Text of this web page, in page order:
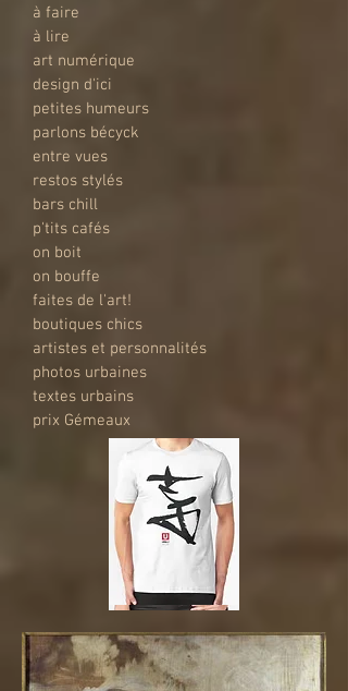
à faire
à lire
art numérique
design d'ici
petites humeurs
parlons bécyck
entre vues
restos stylés
bars chill
p'tits cafés
on boit
on bouffe
faites de l'art!
boutiques chics
artistes et personnalités
photos urbaines
textes urbains
prix Gémeaux